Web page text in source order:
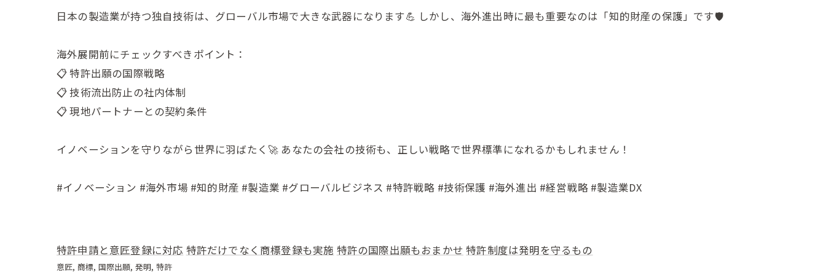
日本の製造業が持つ独自技術は、グローバル市場で大きな武器になります💪 しかし、海外進出時に最も重要なのは「知的財産の保護」です🛡️
海外展開前にチェックすべきポイント：
📋 特許出願の国際戦略
📋 技術流出防止の社内体制
📋 現地パートナーとの契約条件
イノベーションを守りながら世界に羽ばたく🚀 あなたの会社の技術も、正しい戦略で世界標準になれるかもしれません！
#イノベーション #海外市場 #知的財産 #製造業 #グローバルビジネス #特許戦略 #技術保護 #海外進出 #経営戦略 #製造業DX
特許申請と意匠登録に対応 特許だけでなく商標登録も実施 特許の国際出願もおまかせ 特許制度は発明を守るもの
意匠 商標 国際出願 発明 特許